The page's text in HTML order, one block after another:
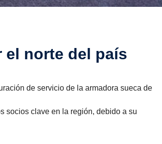
el norte del país
de servicio de la armadora sueca de
socios clave en la región, debido a su